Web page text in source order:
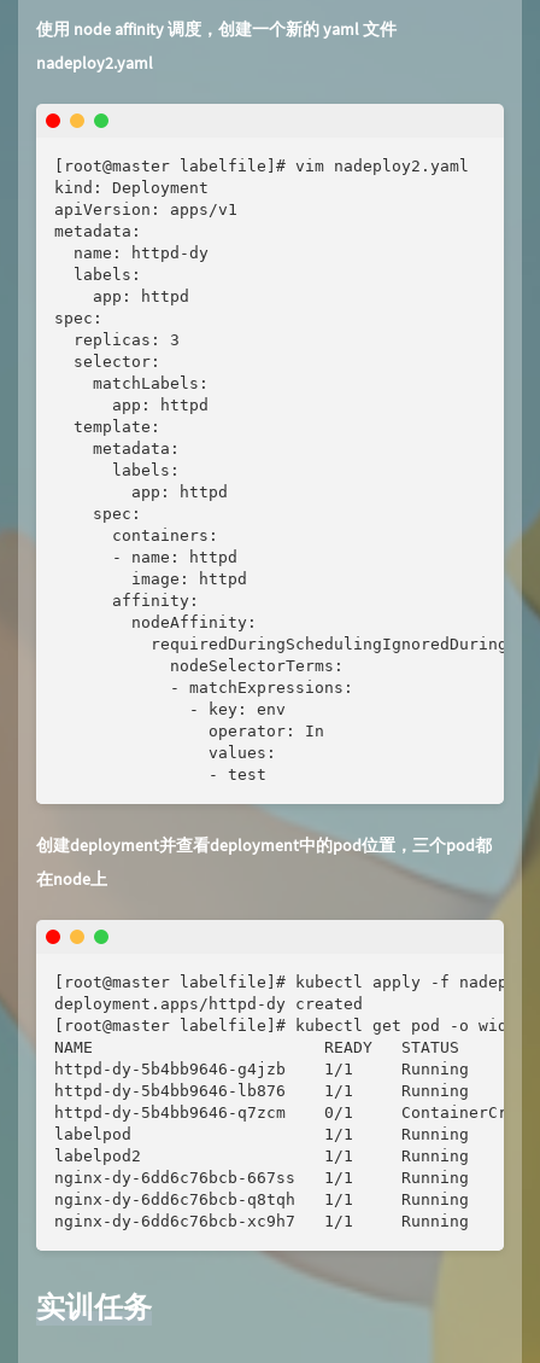
使用 node affinity 调度，创建一个新的 yaml 文件
nadeploy2.yaml
[root@master labelfile]# vim nadeploy2.yaml
kind: Deployment
apiVersion: apps/v1
metadata:
  name: httpd-dy
  labels:
app: httpd
spec:
  replicas: 3
  selector:
matchLabels:
app: httpd
  template:
metadata:
labels:
app: httpd
spec:
containers:
- name: httpd
image: httpd
affinity:
nodeAffinity:
nodeSelectorTerms:
- matchExpressions:
- key: env
operator: In
values:
- test
创建deployment并查看deployment中的pod位置，三个pod都
在node上
[root@master labelfile]# kubectl apply -f
deployment.apps/httpd-dy created
[root@master labelfile]# kubectl get pod -o wide
NAME                        READY   STATUS
httpd-dy-5b4bb9646-g4jzb    1/1     Running
httpd-dy-5b4bb9646-lb876    1/1     Running
httpd-dy-5b4bb9646-q7zcm    0/1
labelpod                    1/1     Running
labelpod2                   1/1     Running
nginx-dy-6dd6c76bcb-667ss   1/1     Running
nginx-dy-6dd6c76bcb-q8tqh   1/1     Running
nginx-dy-6dd6c76bcb-xc9h7   1/1     Running
实训任务